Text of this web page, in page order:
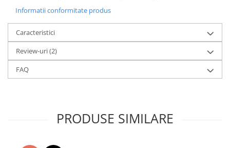
Informatii conformitate produs
Caracteristici
Review-uri(2)
FAQ
PRODUSE SIMILARE